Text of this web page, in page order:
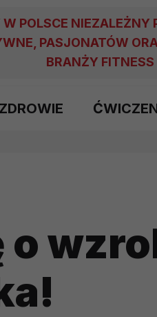
W POLSCE NIEZALEŻNY
PASJONATÓW
BRANŻY FITNESS
ZDROWIE
o